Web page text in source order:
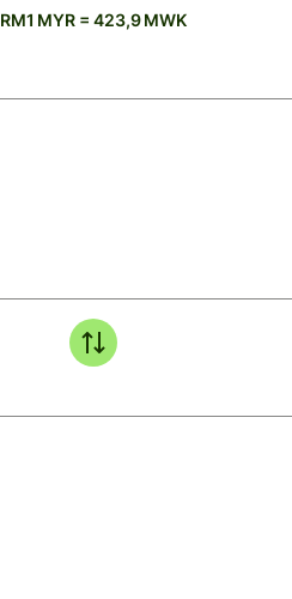
RM1 MYR = 423,9 MWK